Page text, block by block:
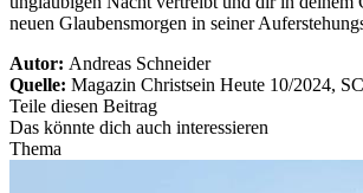
neuen Glaubensmorgen in seiner
Autor: Andreas Schneider
Quelle: Magazin Christsein Heute 10/2024,
Teile diesen Beitrag
Das könnte dich auch interessieren
Thema